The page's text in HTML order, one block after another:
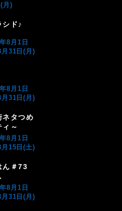
月)
シド♪
8月1日
31日(月)
8月1日
31日(月)
ネタつめ
ィ～
8月1日
15日(土)
ん＃73
8月1日
31日(月)